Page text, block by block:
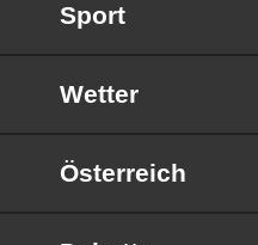
Sport
Wetter
Österreich